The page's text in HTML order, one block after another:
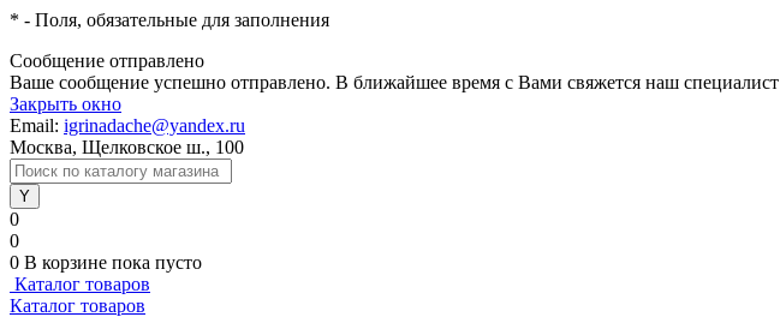
* - Поля, обязательные для заполнения
Сообщение отправлено
Ваше сообщение успешно отправлено. В ближайшее время с Вами свяжется наш специалист
Закрыть окно
Email: igrinadache@yandex.ru
Москва, Щелковское ш., 100
0
0
0 В корзине пока пусто
Каталог товаров
Каталог товаров